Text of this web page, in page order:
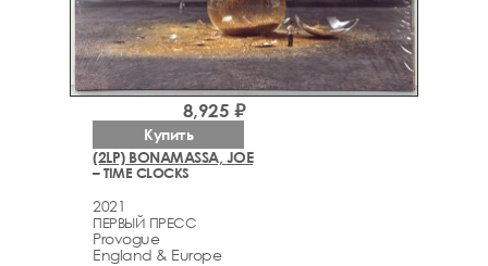
(2LP) BONAMASSA, JOE
– TIME CLOCKS
2021
ПЕРВЫЙ ПРЕСС
Provogue
England & Europe
8,925 ₽
Купить